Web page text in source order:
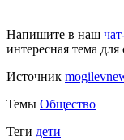
Напишите в наш
интересная тема для
Источник
Темы Общество
Теги дети